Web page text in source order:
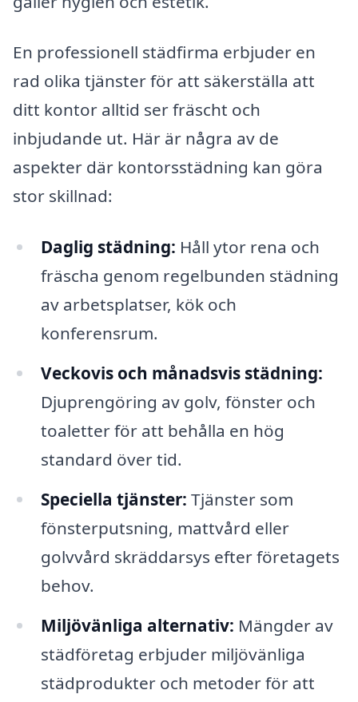
En professionell städfirma erbjuder en
rad olika tjänster för att säkerställa att
ditt kontor alltid ser fräscht och
inbjudande ut. Här är några av de
aspekter där kontorsstädning kan göra
stor skillnad:
Daglig städning: Håll ytor rena och
fräscha genom regelbunden städning
av arbetsplatser, kök och
konferensrum.
Veckovis och månadsvis städning:
Djuprengöring av golv, fönster och
toaletter för att behålla en hög
standard över tid.
Speciella tjänster: Tjänster som
fönsterputsning, mattvård eller
golvvård skräddarsys efter företagets
behov.
Miljövänliga alternativ: Mängder av
städföretag erbjuder miljövänliga
städprodukter och metoder för att